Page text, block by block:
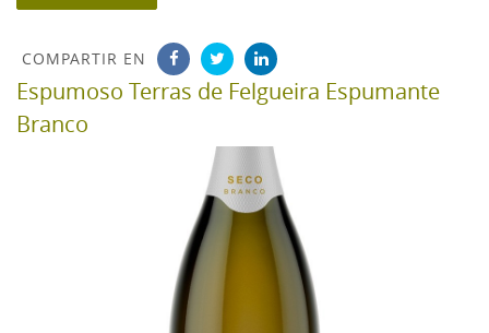
COMPARTIR EN
Espumoso Terras de Felgueira Espumante
Branco